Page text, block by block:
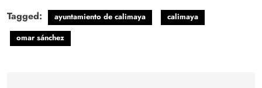
Tagged: ayuntamiento de calimaya
calimaya
omar sánchez